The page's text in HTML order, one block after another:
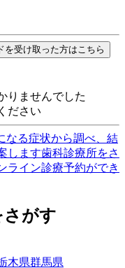
を受け取った方はこちら
りませんでした
ださい
なる症状から調べ、結
します歯科診療所をさ
ライン診療予約ができ
さがす
木県群馬県